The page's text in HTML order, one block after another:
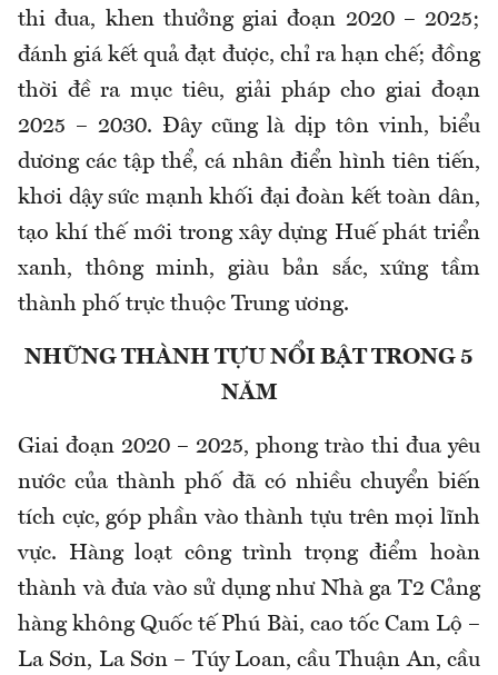
thi đua, khen thưởng giai đoạn 2020 – 2025;
đánh giá kết quả đạt được, chỉ ra hạn chế; đồng
thời đề ra mục tiêu, giải pháp cho giai đoạn
2025 – 2030. Đây cũng là dịp tôn vinh, biểu
dương các tập thể, cá nhân điển hình tiên tiến,
khơi dậy sức mạnh khối đại đoàn kết toàn dân,
tạo khí thế mới trong xây dựng Huế phát triển
xanh, thông minh, giàu bản sắc, xứng tầm
thành phố trực thuộc Trung ương.
NHỮNG THÀNH TỰU NỔI BẬT TRONG 5
NĂM
Giai đoạn 2020 – 2025, phong trào thi đua yêu
nước của thành phố đã có nhiều chuyển biến
tích cực, góp phần vào thành tựu trên mọi lĩnh
vực. Hàng loạt công trình trọng điểm hoàn
thành và đưa vào sử dụng như Nhà ga T2 Cảng
hàng không Quốc tế Phú Bài, cao tốc Cam Lộ –
La Sơn, La Sơn – Túy Loan, cầu Thuận An, cầu